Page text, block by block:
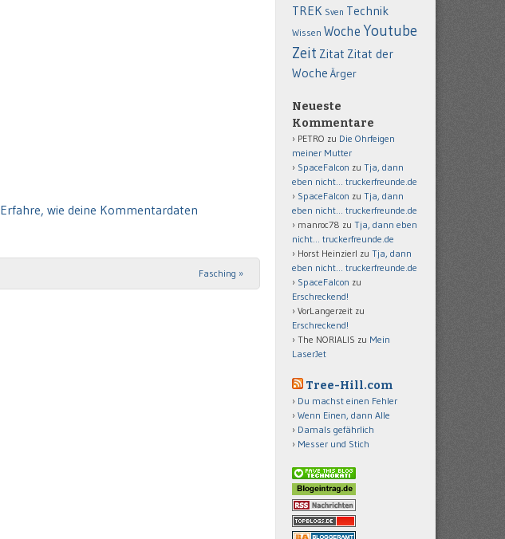
Erfahre, wie deine Kommentardaten
Fasching »
TREK Sven Technik
Wissen Woche Youtube
Zeit Zitat Zitat der
Woche Ärger
Neueste
Kommentare
PETRO zu Die Ohrfeigen
meiner Mutter
SpaceFalcon zu Tja, dann
eben nicht… truckerfreunde.de
SpaceFalcon zu Tja, dann
eben nicht… truckerfreunde.de
manroc78 zu Tja, dann eben
nicht… truckerfreunde.de
Horst Heinzierl zu Tja, dann
eben nicht… truckerfreunde.de
SpaceFalcon zu
Erschreckend!
VorLangerzeit zu
Erschreckend!
The NORIALIS zu Mein
LaserJet
Tree-Hill.com
Du machst einen Fehler
Wenn Einen, dann Alle
Damals gefährlich
Messer und Stich